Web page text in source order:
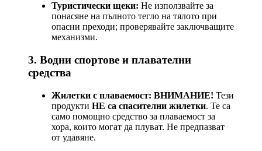
Туристически щеки: Не използвайте за
понасяне на пълното тегло на тялото при
опасни преходи; проверявайте заключващите
механизми.
3. Водни спортове и плавателни
средства
Жилетки с плаваемост: ВНИМАНИЕ! Тези
продукти НЕ са спасителни жилетки. Те са
само помощно средство за плаваемост за
хора, които могат да плуват. Не предпазват
от удавяне.